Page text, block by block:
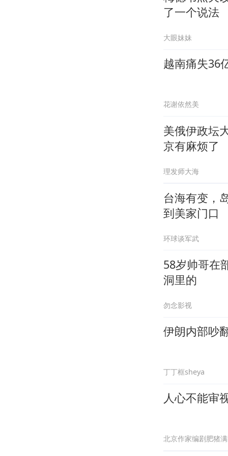
了一个说法
大眼妹妹
越南痛失36
花谢依然美
美俄伊政坛
京有麻烦了
理发师大海
台海有变，
到美家门口
环球谈军武
58岁帅哥在
洞里的
勿念影视
伊朗内部吵
丁丁框sheya
人心不能审
北京作家编剧肥猪